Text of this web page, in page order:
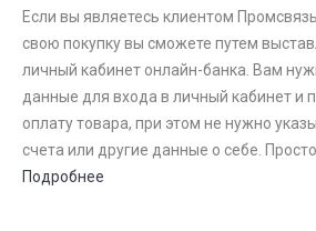
Если вы являетесь клиентом
свою покупку вы сможете путем
личный кабинет онлайн-банка. Вам
данные для входа в личный кабинет и
оплату товара, при этом не нужно
счета или другие данные о себе.
Подробнее